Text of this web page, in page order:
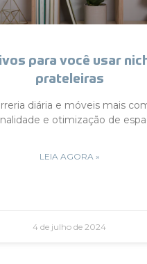
para você usar
prateleiras
diária e móveis mais
e otimização de
LEIA AGORA »
4 de julho de 2024